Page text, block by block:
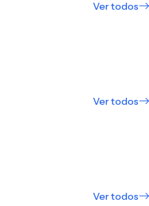
Ver todos
Ver todos
Ver todos